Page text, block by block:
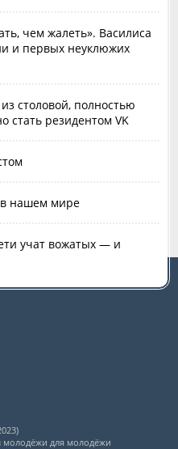
чем жалеть». Василиса
и первых неуклюжих
столовой, полностью
стать резидентом VK
нашем мире
учат вожатых — и
молодёжи для молодёжи